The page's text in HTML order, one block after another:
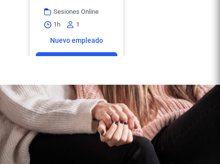
Sesiones Online
1h
1
Nuevo empleado
Servicio